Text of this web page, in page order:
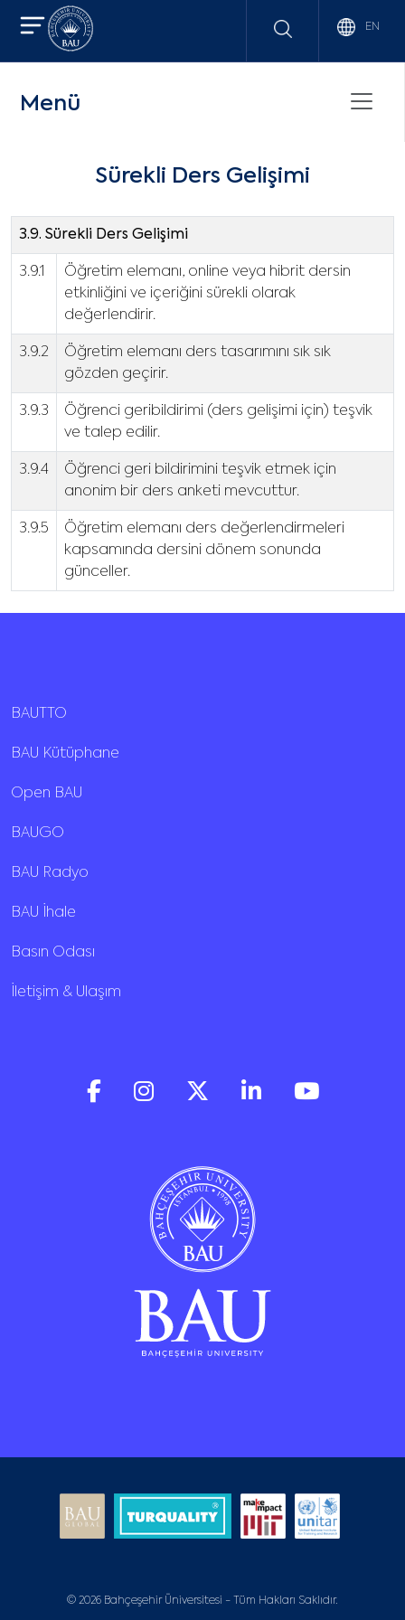
EN
Menü
Sürekli Ders Gelişimi
3.9. Sürekli Ders Gelişimi
3.9.1
Öğretim elemanı, online veya hibrit dersin
etkinliğini ve içeriğini sürekli olarak
değerlendirir.
3.9.2
Öğretim elemanı ders tasarımını sık sık
gözden geçirir.
3.9.3
Öğrenci geribildirimi (ders gelişimi için) teşvik
ve talep edilir.
3.9.4
Öğrenci geri bildirimini teşvik etmek için
anonim bir ders anketi mevcuttur.
3.9.5
Öğretim elemanı ders değerlendirmeleri
kapsamında dersini dönem sonunda
günceller.
BAUTTO
BAU Kütüphane
Open BAU
BAUGO
BAU Radyo
BAU İhale
Basın Odası
İletişim & Ulaşım
© 2026 Bahçeşehir Üniversitesi - Tüm Hakları Saklıdır.